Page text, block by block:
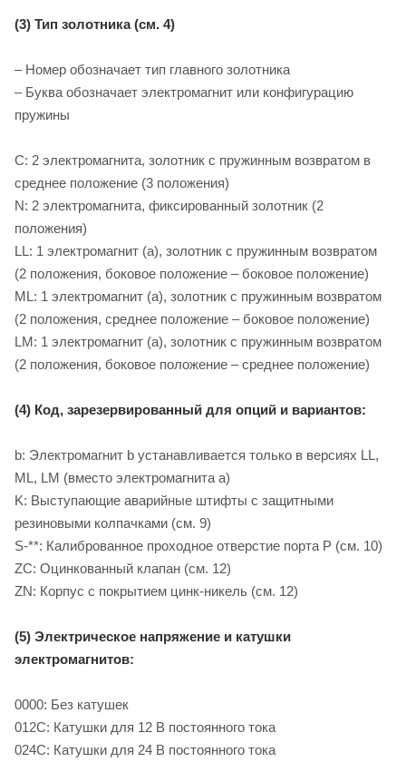
(3) Тип золотника (см. 4)
– Номер обозначает тип главного золотника
– Буква обозначает электромагнит или конфигурацию
пружины
C: 2 электромагнита, золотник с пружинным возвратом в
среднее положение (3 положения)
N: 2 электромагнита, фиксированный золотник (2
положения)
LL: 1 электромагнит (a), золотник с пружинным возвратом
(2 положения, боковое положение – боковое положение)
ML: 1 электромагнит (a), золотник с пружинным возвратом
(2 положения, среднее положение – боковое положение)
LM: 1 электромагнит (a), золотник с пружинным возвратом
(2 положения, боковое положение – среднее положение)
(4) Код, зарезервированный для опций и вариантов:
b: Электромагнит b устанавливается только в версиях LL,
ML, LM (вместо электромагнита a)
K: Выступающие аварийные штифты с защитными
резиновыми колпачками (см. 9)
S-**: Калиброванное проходное отверстие порта P (см. 10)
ZC: Оцинкованный клапан (см. 12)
ZN: Корпус с покрытием цинк-никель (см. 12)
(5) Электрическое напряжение и катушки
электромагнитов:
0000: Без катушек
012C: Катушки для 12 B постоянного тока
024C: Катушки для 24 B постоянного тока